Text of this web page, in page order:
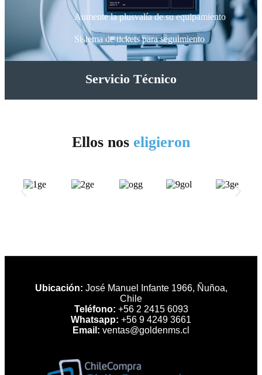
Aumente la plusvalía de su equipamiento
Sistema de tickets para seguimiento
Servicio Técnico
Ellos nos eligieron
Ubicación: José Manuel Infante 1966, Ñuñoa,
Chile
Teléfono: +56 2 2415 6093
Whatsapp: +56 9 4249 3661
Email: ventas@goldenms.cl